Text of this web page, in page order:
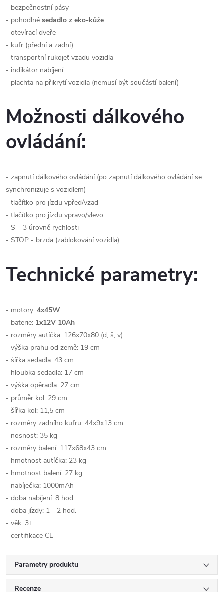
- bezpečnostní pásy
- pohodlné sedadlo z eko-kůže
- otevírací dveře
- kufr (přední a zadní)
- transportní rukojeť vzadu vozidla
- indikátor nabíjení
- plachta na přikrytí vozidla (nemusí být součástí balení)
Možnosti dálkového
ovládání:
- zapnutí dálkového ovládání (po zapnutí dálkového ovládání se
synchronizuje s vozidlem)
- tlačítko pro jízdu vpřed/vzad
- tlačítko pro jízdu vpravo/vlevo
- S – 3 úrovně rychlosti
- STOP - brzda (zablokování vozidla)
Technické parametry:
- motory: 4x45W
- baterie: 1x12V 10Ah
- rozměry autíčka: 126x70x80 (d, š, v)
- výška prahu od země: 19 cm
- šířka sedadla: 43 cm
- hloubka sedadla: 17 cm
- výška opěradla: 27 cm
- průměr kol: 29 cm
- šířka kol: 11,5 cm
- rozměry zadního kufru: 44x9x13 cm
- nosnost: 35 kg
- rozměry balení: 117x68x43 cm
- hmotnost autíčka: 23 kg
- hmotnost balení: 27 kg
- nabíječka: 1000mAh
- doba nabíjení: 8 hod.
- doba jízdy: 1 - 2 hod.
- věk: 3+
- certifikace CE
Parametry produktu
Recenze